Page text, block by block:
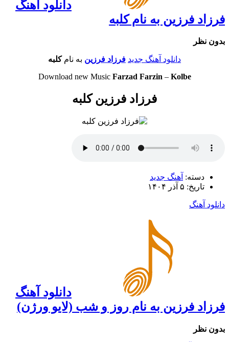
دانلود آهنگ
فرزاد فرزین به نام کلبه
بدون نظر
دانلود آهنگ جدید فرزاد فرزین به نامکلبه
Download new Music Farzad Farzin– Kolbe
فرزاد فرزین کلبه
دسته: آهنگ جدید
تاریخ: ۵ آذر ۱۴۰۴
دانلود آهنگ
دانلود آهنگ
فرزاد فرزین به نام روز و شب (لایو ورژن)
بدون نظر